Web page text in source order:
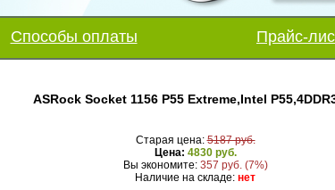
Способы оплаты Прайс-
ASRock Socket 1156 P55 Extreme,Intel
Старая цена:5187 руб.
Цена: 4830 руб.
Вы экономите: 357 руб. (7%)
Наличие на складе: нет